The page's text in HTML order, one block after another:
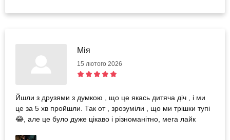
Мія
15 лютого 2026
Йшли з друзями з думкою , що це якась дитяча діч , і ми
це за 5 хв пройшли. Так от , зрозуміли , що ми трішки тупі
😂, але це було дуже цікаво і різноманітно, мега лайк